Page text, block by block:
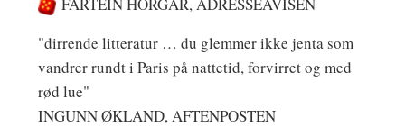
"dirrende litteratur … du glemmer ikke jenta som
vandrer rundt i Paris på nattetid, forvirret og med
rød lue"
INGUNN ØKLAND, AFTENPOSTEN